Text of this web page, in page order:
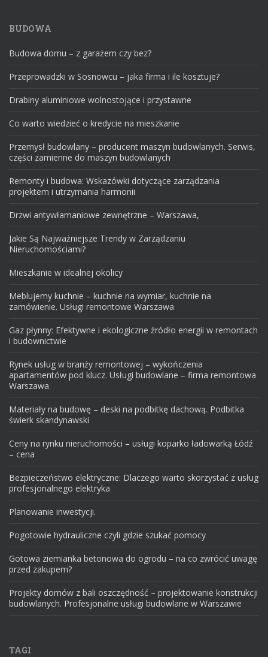
BUDOWA
Budowa domu – z garażem czy bez?
Przeprowadzki w Sosnowcu – jaka firma i ile kosztuje?
Drabiny aluminiowe wolnostojące i przystawne
Co warto wiedzieć o kredycie na mieszkanie
Przemysł budowlany – producent maszyn budowlanych. Serwis,
części zamienne do maszyn budowlanych
Remonty i budowa: Wskazówki dotyczące zarządzania
projektem i utrzymania harmonii
Drzwi antywłamaniowe zewnętrzne – Warszawa,
Jakie Są Najważniejsze Trendy w Zarządzaniu
Nieruchomościami?
Mieszkanie w idealnej okolicy
Meblujemy kuchnie – kuchnie na wymiar, kuchnie na
zamówienie. Usługi remontowe Warszawa
Gaz płynny: Efektywne i ekologiczne źródło energii w remontach
i budownictwie
Rynek usług w branży remontowej – wykończenia
apartamentów pod klucz. Usługi budowlane – firma remontowa
Warszawa
Materiały na budowę – deski na podbitkę dachową. Podbitka
świerk skandynawski
Ceny na rynku nieruchomości – usługi koparko ładowarką Łódź
– cena
Bezpieczeństwo elektryczne: Dlaczego warto skorzystać z usług
profesjonalnego elektryka
Planowanie inwestycji.
Pogotowie hydrauliczne czyli gdzie szukać pomocy
Gotowa ziemianka betonowa do ogrodu – na co zwrócić uwagę
przed zakupem?
Projekty domów z bali oszczędność – projektowanie konstrukcji
budowlanych. Profesjonalne usługi budowlane w Warszawie
TAGI